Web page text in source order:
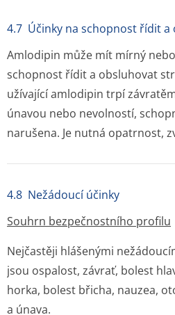
4.7 Účinky na schopnost řídit a
Amlodipin může mít mírný
schopnost řídit a obsluhovat
užívající amlodipin trpí
únavou nebo nevolností,
narušena. Je nutná opatrnost,
4.8 Nežádoucí účinky
Souhrn bezpečnostního profilu
Nejčastěji hlášenými
jsou ospalost, závrať, bolest
horka, bolest břicha, nauzea,
a únava.